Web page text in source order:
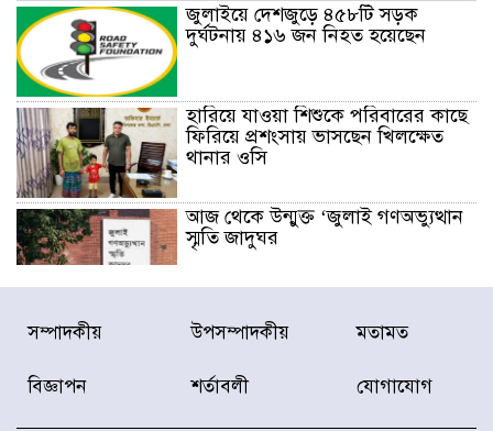
জুলাইয়ে দেশজুড়ে ৪৫৮টি সড়ক
দুর্ঘটনায় ৪১৬ জন নিহত হয়েছেন
হারিয়ে যাওয়া শিশুকে পরিবারের কাছে
ফিরিয়ে প্রশংসায় ভাসছেন খিলক্ষেত
থানার ওসি
আজ থেকে উন্মুক্ত ‘জুলাই গণঅভ্যুত্থান
স্মৃতি জাদুঘর
রাজধানীর উত্তরা আঞ্চলিক পাসপোর্ট
অফিসের সামনে দালাল চক্রের ১৩ জন
করেছে র‌্যাব-১
সম্পাদকীয় উপসম্পাদকীয় মতামত
বিজ্ঞাপন শর্তাবলী যোগাযোগ